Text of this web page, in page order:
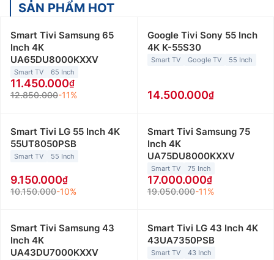
SẢN PHẨM HOT
Smart Tivi Samsung 65
Inch 4K
UA65DU8000KXXV
Smart TV 65 Inch
11.450.000
12.850.000-11%
Google Tivi Sony 55 Inch
4K K-55S30
Smart TV Google TV 55 Inch
14.500.000
Smart Tivi LG 55 Inch 4K
55UT8050PSB
Smart TV 55 Inch
9.150.000
10.150.000-10%
Smart Tivi Samsung 75
Inch 4K
UA75DU8000KXXV
Smart TV 75 Inch
17.000.000
19.050.000-11%
Smart Tivi Samsung 43
Inch 4K
UA43DU7000KXXV
Smart Tivi LG 43 Inch 4K
43UA7350PSB
Smart TV 43 Inch